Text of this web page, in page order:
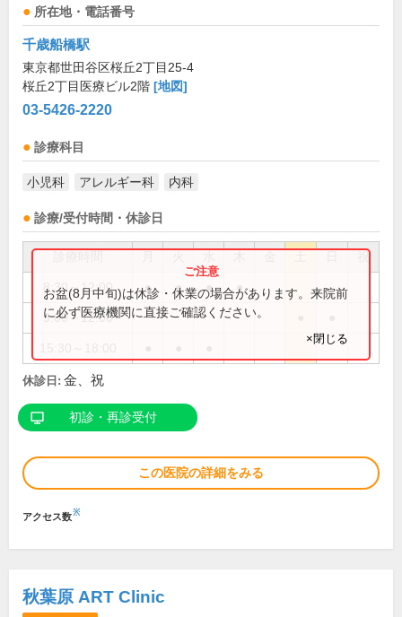
所在地・電話番号
千歳船橋駅
東京都世田谷区桜丘2丁目25-4
桜丘2丁目医療ビル2階 [地図]
03-5426-2220
診療科目
小児科 アレルギー科 内科
診療/受付時間・休診日
祝
8:30～12:00 ● ● ● ●
9:00～12:00
お盆(8月中旬)は休診・休業の場合があります。来院前
に必ず医療機関に直接ご確認ください。
×閉じる
休診日: 金、祝
初診・再診受付
この医院の詳細をみる
アクセス数※
秋葉原 ART Clinic